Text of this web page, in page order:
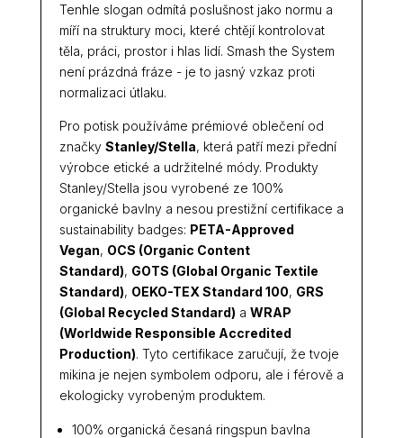
Tenhle slogan odmítá poslušnost jako normu a
míří na struktury moci, které chtějí kontrolovat
těla, práci, prostor i hlas lidí. Smash the System
není prázdná fráze - je to jasný vzkaz proti
normalizaci útlaku.
Pro potisk používáme prémiové oblečení od
značky Stanley/Stella, která patří mezi přední
výrobce etické a udržitelné módy. Produkty
Stanley/Stella jsou vyrobené ze 100%
organické bavlny a nesou prestižní certifikace a
sustainability badges: PETA-Approved
Vegan, OCS (Organic Content
Standard), GOTS (Global Organic Textile
Standard), OEKO-TEX Standard 100, GRS
(Global Recycled Standard) a WRAP
(Worldwide Responsible Accredited
Production). Tyto certifikace zaručují, že tvoje
mikina je nejen symbolem odporu, ale i férově a
ekologicky vyrobeným produktem.
100% organická česaná ringspun bavlna